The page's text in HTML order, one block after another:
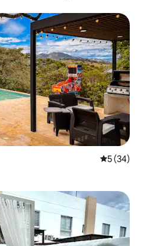
5 ud af 5 i
5 (34)